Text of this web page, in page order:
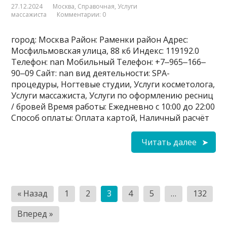
27.12.2024 Москва, Справочная, Услуги
массажиста
Комментарии: 0
город: Москва Район: Раменки район Адрес:
Мосфильмовская улица, 88 к6 Индекс: 119192.0
Телефон: nan Мобильный Телефон: +7‒965‒166‒
90‒09 Сайт: nan вид деятельности: SPA-
процедуры, Ногтевые студии, Услуги косметолога,
Услуги массажиста, Услуги по оформлению ресниц
/ бровей Время работы: Ежедневно с 10:00 до 22:00
Способ оплаты: Оплата картой, Наличный расчёт
Читать далее
Пагинация
записей
« Назад 1 2 3 4 5 …
132
Вперед »